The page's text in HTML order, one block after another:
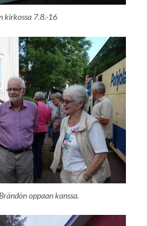
kirkossa 7.8.-16
oppaan kanssa.